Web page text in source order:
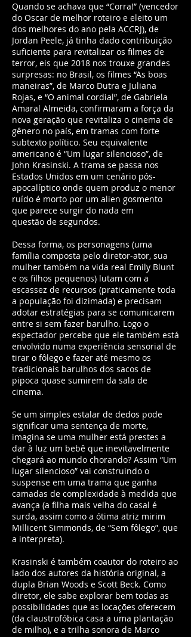
Quando se achava que “Corra!” (vencedor
do Oscar de melhor roteiro e eleito um
dos melhores do ano pela ACCRJ), de
Jordan Peele, já tinha dado contribuição
suficiente para revitalizar os filmes de
terror, eis que 2018 nos trouxe grandes
surpresas: no Brasil, os filmes “As boas
maneiras”, de Marco Dutra e Juliana
Rojas, e “O animal cordial”, de Gabriela
Amaral Almeida, confirmaram a força da
nova geração que revitaliza o cinema de
gênero no país, em tramas com forte
subtexto político. Seu equivalente
americano é “Um lugar silencioso”, de
John Krasinski. A trama se passa nos
Estados Unidos em um cenário pós-
apocalíptico onde quem produz o menor
ruído é morto por um alien gosmento
que parece surgir do nada em
questão de segundos.
Dessa forma, os personagens (uma
família composta pelo diretor-ator, sua
mulher também na vida real Emily Blunt
e os filhos pequenos) lutam com a
escassez de recursos (praticamente toda
a população foi dizimada) e precisam
adotar estratégias para se comunicarem
entre si sem fazer barulho. Logo o
espectador percebe que ele também está
envolvido numa experiência sensorial de
tirar o fôlego e fazer até mesmo os
tradicionais barulhos dos sacos de
pipoca quase sumirem da sala de
cinema.
Se um simples estalar de dedos pode
significar uma sentença de morte,
imagina se uma mulher está prestes a
dar à luz um bebê que inevitavelmente
chegará ao mundo chorando? Assim “Um
lugar silencioso” vai construindo o
suspense em uma trama que ganha
camadas de complexidade à medida que
avança (a filha mais velha do casal é
surda, assim como a ótima atriz mirim
Millicent Simmonds, de “Sem fôlego”, que
a interpreta).
Krasinski é também coautor do roteiro ao
lado dos autores da história original, a
dupla Brian Woods e Scott Beck. Como
diretor, ele sabe explorar bem todas as
possibilidades que as locações oferecem
(da claustrofóbica casa a uma plantação
de milho), e a trilha sonora de Marco